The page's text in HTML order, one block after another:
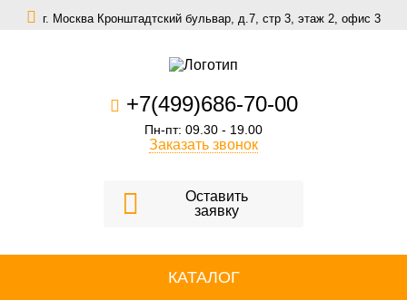
г. Москва Кронштадтский бульвар, д.7, стр 3, этаж 2, офис 3
+7(499)686-70-00
Пн-пт: 09.30 - 19.00
Заказать звонок
Оставить
заявку
КАТАЛОГ